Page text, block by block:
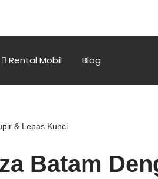
Rental Mobil Blog
& Lepas Kunci
Batam